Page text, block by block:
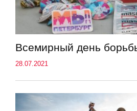
Всемирный день
28.07.2021